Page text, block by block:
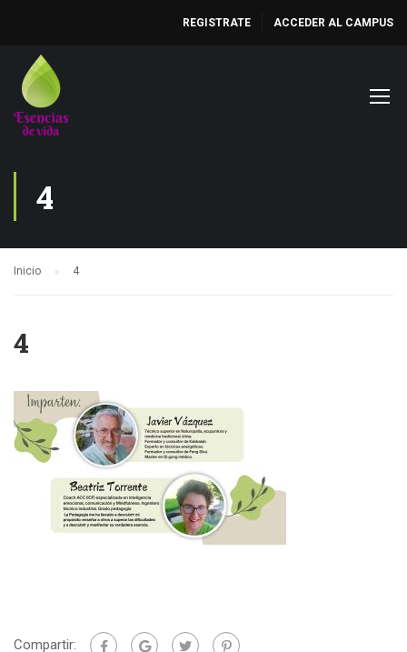
REGISTRATE ACCEDER AL CAMPUS
4
Inicio 4
4
Compartir: